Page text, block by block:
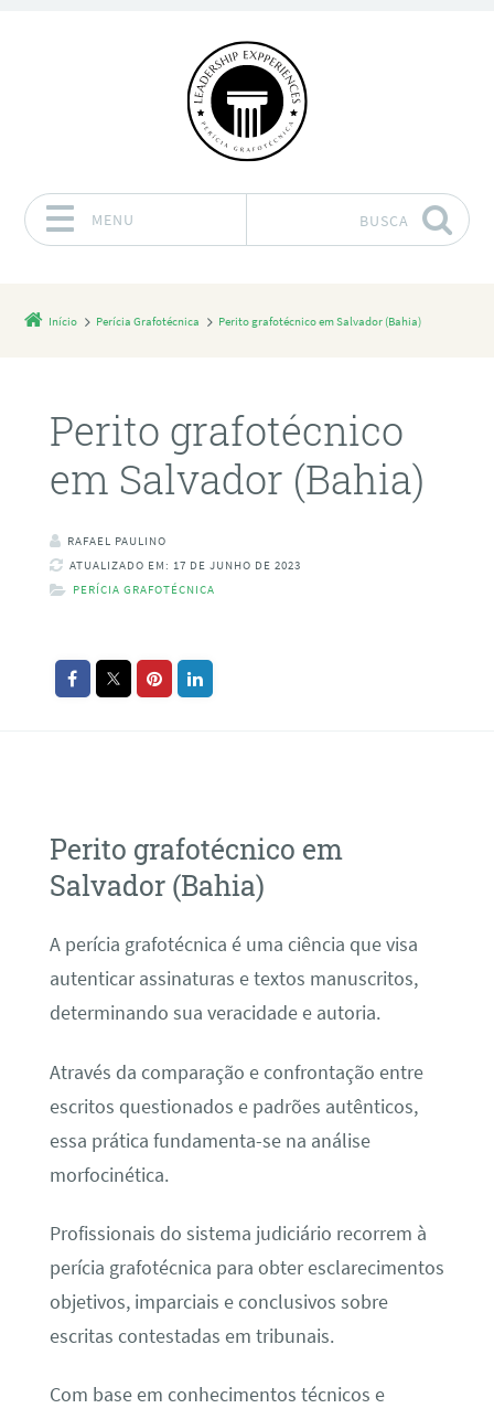
MENU BUSCA
Início Perícia Grafotécnica Perito grafotécnico em Salvador (Bahia)
Perito grafotécnico
em Salvador (Bahia)
RAFAEL PAULINO
ATUALIZADO EM: 17 DE JUNHO DE 2023
PERÍCIA GRAFOTÉCNICA
Perito grafotécnico em
Salvador (Bahia)
A perícia grafotécnica é uma ciência que visa
autenticar assinaturas e textos manuscritos,
determinando sua veracidade e autoria.
Através da comparação e confrontação entre
escritos questionados e padrões autênticos,
essa prática fundamenta-se na análise
morfocinética.
Profissionais do sistema judiciário recorrem à
perícia grafotécnica para obter esclarecimentos
objetivos, imparciais e conclusivos sobre
escritas contestadas em tribunais.
Com base em conhecimentos técnicos e